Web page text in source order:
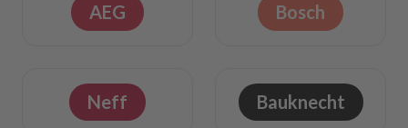
AEG Bosch
Neff Bauknecht